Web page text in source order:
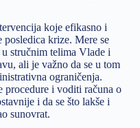
koje efikasno i
krize. Mere se
stručnim telima Vlade i
ali je važno da se u tom
ograničenja.
procedure i voditi računa o
i da se što lakše i
sunovrat.